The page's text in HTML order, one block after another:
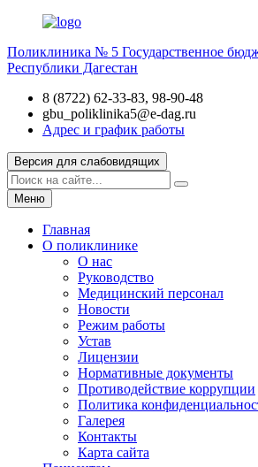
Поликлиника № 5 Государственное
Республики Дагестан
8 (8722) 62-33-83, 98-90-48
gbu_poliklinika5@e-dag.ru
Адрес и график работы
Версия для слабовидящих
Меню
Главная
О поликлинике
О нас
Руководство
Медицинский персонал
Новости
Режим работы
Устав
Лицензии
Нормативные документы
Противодействие коррупции
Политика
Галерея
Контакты
Карта сайта